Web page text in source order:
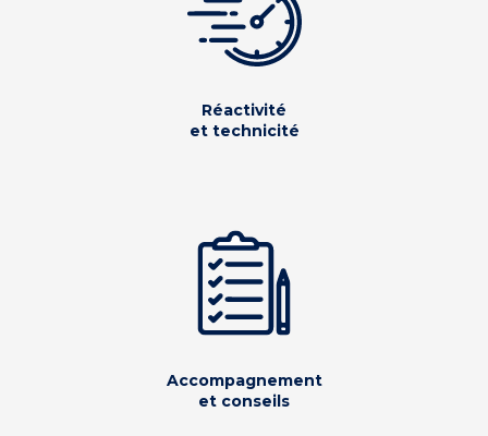
Réactivité
et technicité
Accompagnement
et conseils